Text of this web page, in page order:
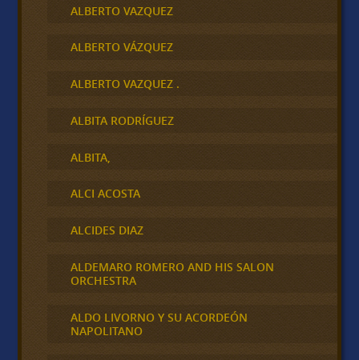
ALBERTO VAZQUEZ
ALBERTO VÁZQUEZ
ALBERTO VAZQUEZ .
ALBITA RODRÍGUEZ
ALBITA,
ALCI ACOSTA
ALCIDES DIAZ
ALDEMARO ROMERO AND HIS SALON
ORCHESTRA
ALDO LIVORNO Y SU ACORDEÓN
NAPOLITANO